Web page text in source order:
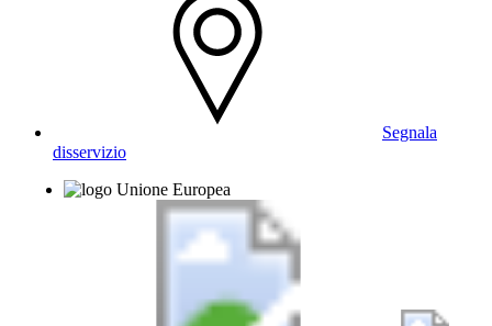
Segnala
disservizio